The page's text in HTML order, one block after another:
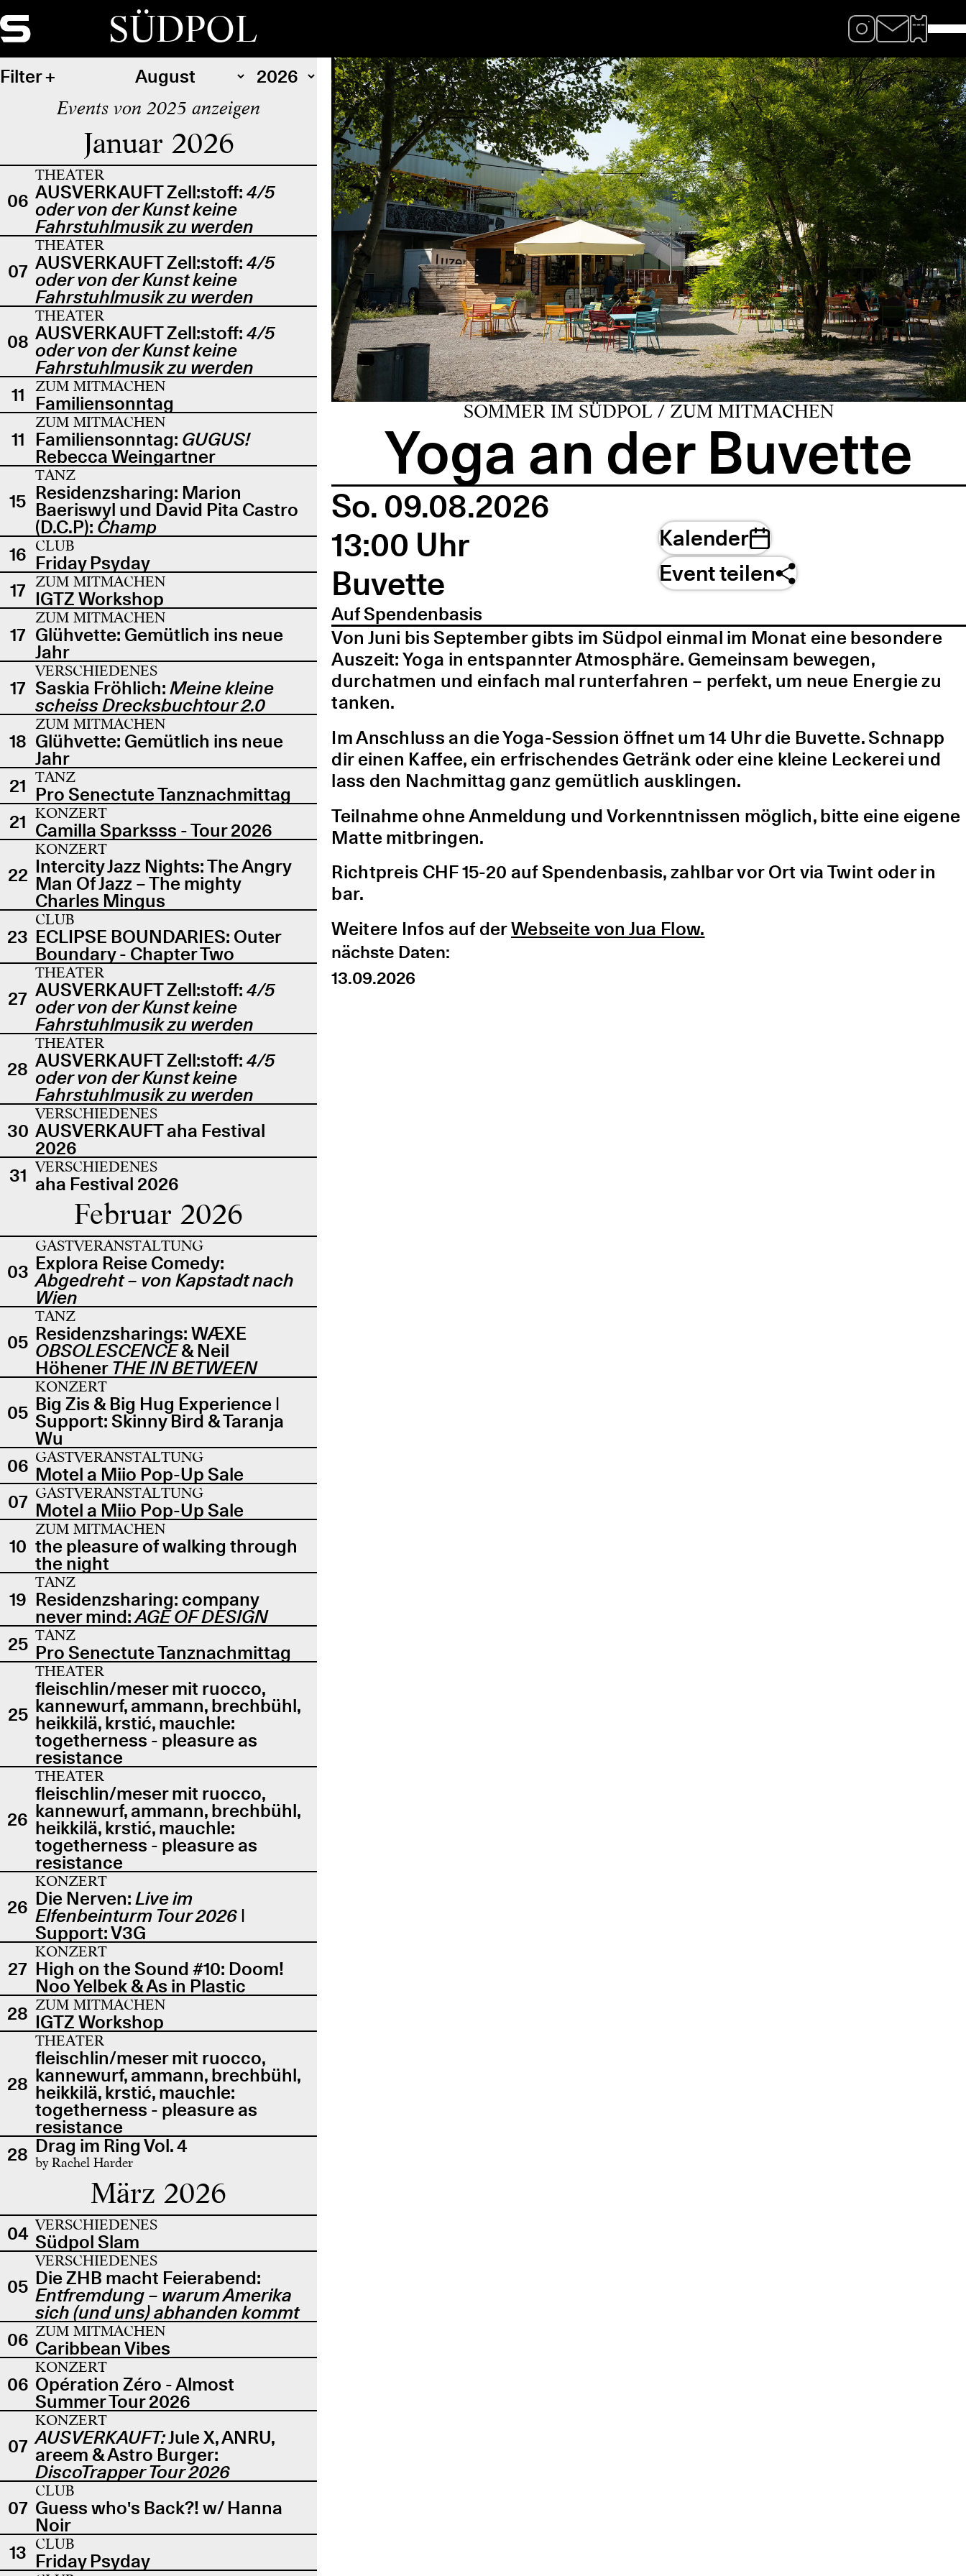
SÜDPOL
Filter
Events von 2025 anzeigen
Januar 2026
06
THEATER
AUSVERKAUFT Zell:stoff: 4/5
oder von der Kunst keine
Fahrstuhlmusik zu werden
07
THEATER
AUSVERKAUFT Zell:stoff: 4/5
oder von der Kunst keine
Fahrstuhlmusik zu werden
08
THEATER
AUSVERKAUFT Zell:stoff: 4/5
oder von der Kunst keine
Fahrstuhlmusik zu werden
11
ZUM MITMACHEN
Familiensonntag
11
ZUM MITMACHEN
Familiensonntag: GUGUS!
Rebecca Weingartner
15
TANZ
Residenzsharing: Marion
Baeriswyl und David Pita Castro
(D.C.P): Champ
16 CLUB
Friday Psyday
17 ZUM MITMACHEN
IGTZ Workshop
17
ZUM MITMACHEN
Glühvette: Gemütlich ins neue
Jahr
17
VERSCHIEDENES
Saskia Fröhlich: Meine kleine
scheiss Drecksbuchtour 2.0
18
ZUM MITMACHEN
Glühvette: Gemütlich ins neue
Jahr
21 TANZ
Pro Senectute Tanznachmittag
21 KONZERT
Camilla Sparksss - Tour 2026
22
KONZERT
Intercity Jazz Nights: The Angry
Man Of Jazz – The mighty
Charles Mingus
23
CLUB
ECLIPSE BOUNDARIES: Outer
Boundary - Chapter Two
27
THEATER
AUSVERKAUFT Zell:stoff: 4/5
oder von der Kunst keine
Fahrstuhlmusik zu werden
28
THEATER
AUSVERKAUFT Zell:stoff: 4/5
oder von der Kunst keine
Fahrstuhlmusik zu werden
30
VERSCHIEDENES
AUSVERKAUFT aha Festival
2026
31 VERSCHIEDENES
aha Festival 2026
Februar 2026
03
GASTVERANSTALTUNG
Explora Reise Comedy:
Abgedreht – von Kapstadt nach
Wien
05
TANZ
Residenzsharings: WÆXE
OBSOLESCENCE& Neil
Höhener THE IN BETWEEN
05
KONZERT
Big Zis & Big Hug Experience |
Support: Skinny Bird & Taranja
Wu
06 GASTVERANSTALTUNG
Motel a Miio Pop-Up Sale
07 GASTVERANSTALTUNG
Motel a Miio Pop-Up Sale
10
ZUM MITMACHEN
the pleasure of walking through
the night
19
TANZ
Residenzsharing: company
never mind:AGE OF DESIGN
25 TANZ
Pro Senectute Tanznachmittag
25
THEATER
fleischlin/meser mit ruocco,
kannewurf, ammann, brechbühl,
heikkilä, krstić, mauchle:
togetherness - pleasure as
resistance
26
THEATER
fleischlin/meser mit ruocco,
kannewurf, ammann, brechbühl,
heikkilä, krstić, mauchle:
togetherness - pleasure as
resistance
26
KONZERT
Die Nerven:Live im
Elfenbeinturm Tour 2026 |
Support: V3G
27
KONZERT
High on the Sound #10: Doom!
Noo Yelbek & As in Plastic
28 ZUM MITMACHEN
IGTZ Workshop
28
THEATER
fleischlin/meser mit ruocco,
kannewurf, ammann, brechbühl,
heikkilä, krstić, mauchle:
togetherness - pleasure as
resistance
28 Drag im Ring Vol. 4
by Rachel Harder
März 2026
04 VERSCHIEDENES
Südpol Slam
05
VERSCHIEDENES
Die ZHB macht Feierabend:
Entfremdung – warum Amerika
sich (und uns) abhanden kommt
06 ZUM MITMACHEN
Caribbean Vibes
06
KONZERT
Opération Zéro - Almost
Summer Tour 2026
07
KONZERT
AUSVERKAUFT:Jule X, ANRU,
areem & Astro Burger:
DiscoTrapper Tour 2026
07
CLUB
Guess who's Back?! w/ Hanna
Noir
13 CLUB
Friday Psyday
SOMMER IM SÜDPOL / ZUM MITMACHEN
Yoga an der Buvette
So. 09.08.2026
13:00 Uhr
Buvette
Auf Spendenbasis
Kalender
Event teilen
Von Juni bis September gibts im Südpol einmal im Monat eine besondere
Auszeit: Yoga in entspannter Atmosphäre. Gemeinsam bewegen,
durchatmen und einfach mal runterfahren – perfekt, um neue Energie zu
tanken.
Im Anschluss an die Yoga-Session öffnet um 14 Uhr die Buvette. Schnapp
dir einen Kaffee, ein erfrischendes Getränk oder eine kleine Leckerei und
lass den Nachmittag ganz gemütlich ausklingen.
Teilnahme ohne Anmeldung und Vorkenntnissen möglich, bitte eine eigene
Matte mitbringen.
Richtpreis CHF 15-20 auf Spendenbasis, zahlbar vor Ort via Twint oder in
bar.
Weitere Infos auf derWebseite von Jua Flow.
nächste Daten:
13.09.2026